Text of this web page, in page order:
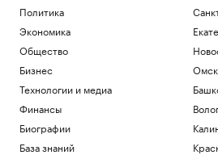
Политика
Экономика
Общество
Бизнес
Технологии и медиа
Финансы
Биографии
База знаний
Омск